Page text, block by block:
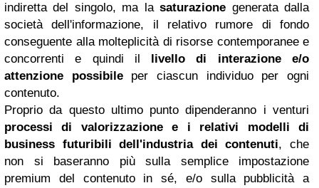
indiretta del singolo, ma lasaturazione generata dalla
società dell'informazione, il relativo rumore di fondo
conseguente alla molteplicità di risorse contemporanee e
concorrenti e quindi il livello di interazione e/o
attenzione possibileper ciascun individuo per ogni
contenuto.
Proprio da questo ultimo punto dipenderanno i venturi
processi di valorizzazione e i relativi modelli di
business futuribili dell'industria dei contenuti, che
non si baseranno più sulla semplice impostazione
premium del contenuto in sé, e/o sulla pubblicità a